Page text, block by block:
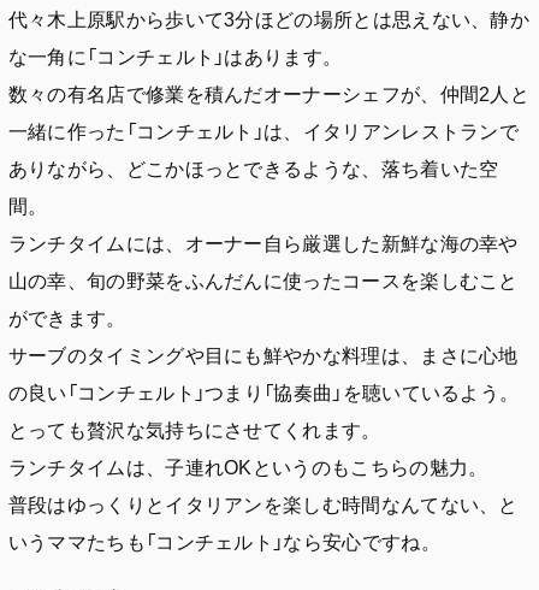
代々木上原駅から歩いて3分ほどの場所とは思えない、静か
な一角に「コンチェルト」はあります。
数々の有名店で修業を積んだオーナーシェフが、仲間2人と
一緒に作った「コンチェルト」は、イタリアンレストランで
ありながら、どこかほっとできるような、落ち着いた空
間。
ランチタイムには、オーナー自ら厳選した新鮮な海の幸や
山の幸、旬の野菜をふんだんに使ったコースを楽しむこと
ができます。
サーブのタイミングや目にも鮮やかな料理は、まさに心地
の良い「コンチェルト」つまり「協奏曲」を聴いているよう。
とっても贅沢な気持ちにさせてくれます。
ランチタイムは、子連れOKというのもこちらの魅力。
普段はゆっくりとイタリアンを楽しむ時間なんてない、と
いうママたちも「コンチェルト」なら安心ですね。